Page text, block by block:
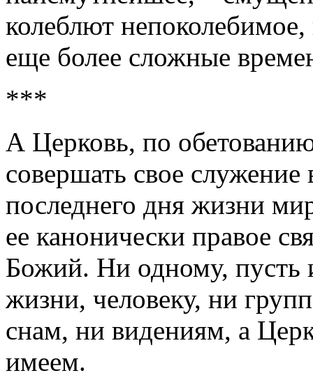
колеблют
еще более сложные
***
А Церковь, по
совершать свое служение
последнего дня жизни
ее канонически правое
Божий. Ни одному, пусть
жизни, человеку, ни
снам, ни видениям, а
имеем.